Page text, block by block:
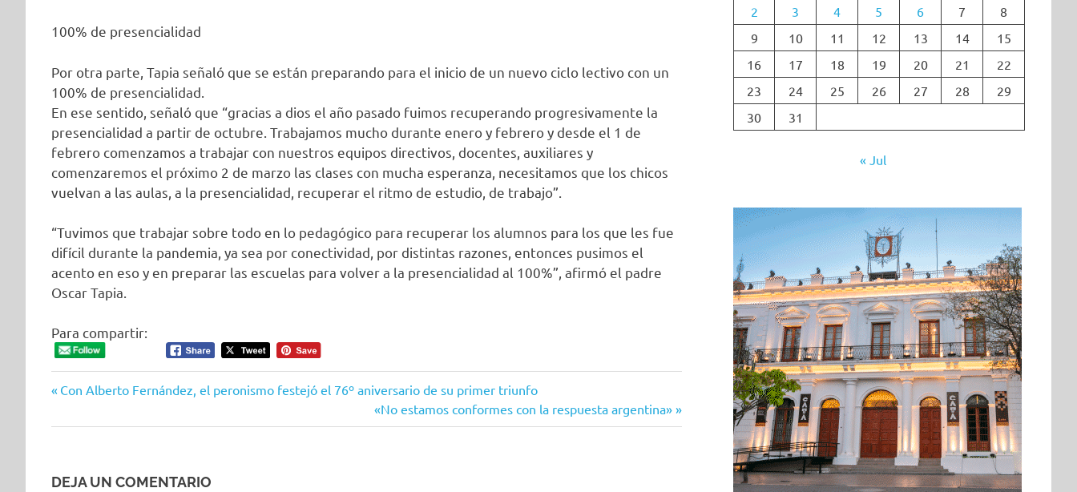
100% de presencialidad
Por otra parte, Tapia señaló que se están preparando para el inicio de un nuevo ciclo lectivo con un
100% de presencialidad.
En ese sentido, señaló que “gracias a dios el año pasado fuimos recuperando progresivamente la
presencialidad a partir de octubre. Trabajamos mucho durante enero y febrero y desde el 1 de
febrero comenzamos a trabajar con nuestros equipos directivos, docentes, auxiliares y
comenzaremos el próximo 2 de marzo las clases con mucha esperanza, necesitamos que los chicos
vuelvan a las aulas, a la presencialidad, recuperar el ritmo de estudio, de trabajo”.
“Tuvimos que trabajar sobre todo en lo pedagógico para recuperar los alumnos para los que les fue
difícil durante la pandemia, ya sea por conectividad, por distintas razones, entonces pusimos el
acento en eso y en preparar las escuelas para volver a la presencialidad al 100%”, afirmó el padre
Oscar Tapia.
Para compartir:
Navegación
de
Entrada
Con Alberto Fernández, el peronismo festejó el 76º aniversario de su primer triunfo
Siguiente
entrada:
«No estamos conformes con la respuesta argentina»
DEJA UN COMENTARIO
2
3 4 5 6 7
8
9
10 11 12 13 14
15
16
17 18 19 20 21
22
23
24 25 26 27 28
29
30
31
« Jul